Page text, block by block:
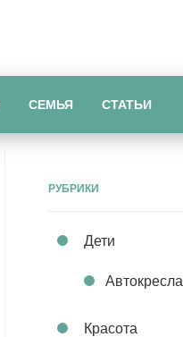
СЕМЬЯ СТАТЬИ
РУБРИКИ
Дети
Автокресла
Красота